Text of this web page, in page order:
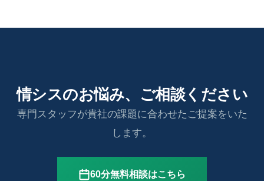
情シスのお悩み、ご相談ください
専門スタッフが貴社の課題に合わせたご提案をいた
します。
60分無料相談はこちら